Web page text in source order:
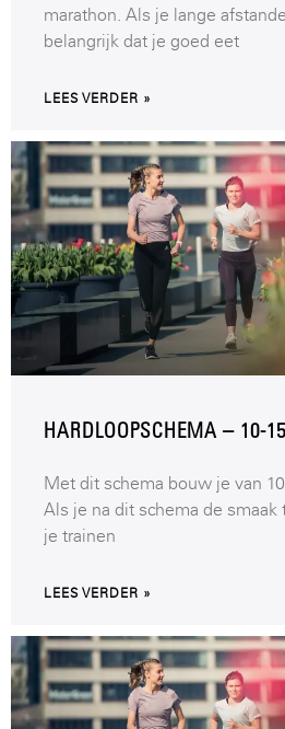
marathon. Als je lange
belangrijk dat je goed eet
LEES VERDER »
HARDLOOPSCHEMA – 10-
Met dit schema bouw je van
Als je na dit schema de smaak
je trainen
LEES VERDER »